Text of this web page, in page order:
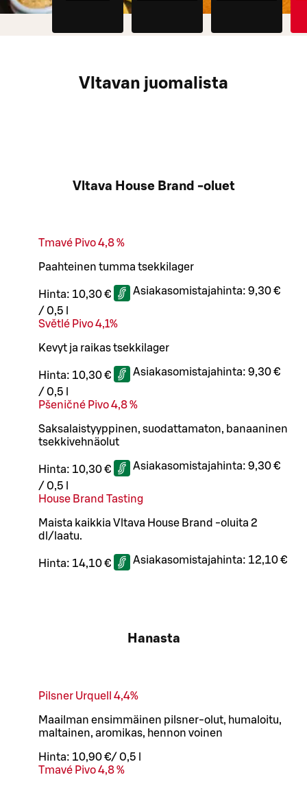
Vltavan juomalista
Vltava House Brand -oluet
Tmavé Pivo 4,8 %
Paahteinen tumma tsekkilager
Hinta: 10,30 € Asiakasomistajahinta: 9,30 €
/ 0,5 l
Světlé Pivo 4,1%
Kevyt ja raikas tsekkilager
Hinta: 10,30 € Asiakasomistajahinta: 9,30 €
/ 0,5 l
Pšeničné Pivo 4,8 %
Saksalaistyyppinen, suodattamaton, banaaninen
tsekkivehnäolut
Hinta: 10,30 € Asiakasomistajahinta: 9,30 €
/ 0,5 l
House Brand Tasting
Maista kaikkia Vltava House Brand -oluita 2
dl/laatu.
Hinta: 14,10 € Asiakasomistajahinta: 12,10 €
Hanasta
Pilsner Urquell 4,4%
Maailman ensimmäinen pilsner-olut, humaloitu,
maltainen, aromikas, hennon voinen
Hinta: 10,90 €/ 0,5 l
Tmavé Pivo 4,8 %